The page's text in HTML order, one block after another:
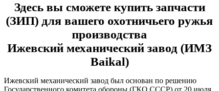
Здесь вы сможете купить запчасти
(ЗИП) для вашего охотничьего ружья
производства
Ижевский механический завод (ИМЗ
Baikal)
Ижевский механический завод был основан по решению